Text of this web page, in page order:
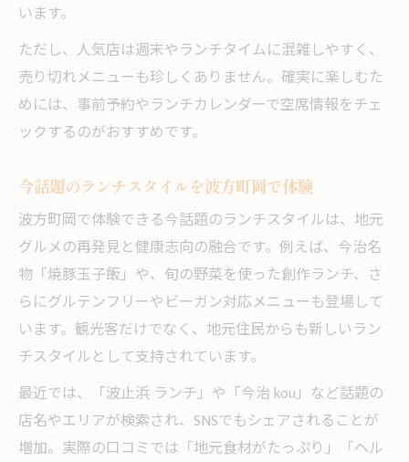
います。
ただし、人気店は週末やランチタイムに混雑しやすく、
売り切れメニューも珍しくありません。確実に楽しむた
めには、事前予約やランチカレンダーで空席情報をチェ
ックするのがおすすめです。
今話題のランチスタイルを波方町岡で体験
波方町岡で体験できる今話題のランチスタイルは、地元
グルメの再発見と健康志向の融合です。例えば、今治名
物「焼豚玉子飯」や、旬の野菜を使った創作ランチ、さ
らにグルテンフリーやビーガン対応メニューも登場して
います。観光客だけでなく、地元住民からも新しいラン
チスタイルとして支持されています。
最近では、「波止浜 ランチ」や「今治 kou」など話題の
店名やエリアが検索され、SNSでもシェアされることが
増加。実際の口コミでは「地元食材がたっぷり」「ヘル